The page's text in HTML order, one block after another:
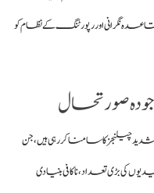
نگرانی اور رپورٹنگ کے نظام کو
صورتحال
چیلنجز کا سامنا کر رہی ہیں، جن
بڑی تعداد، ناکافی بنیادی